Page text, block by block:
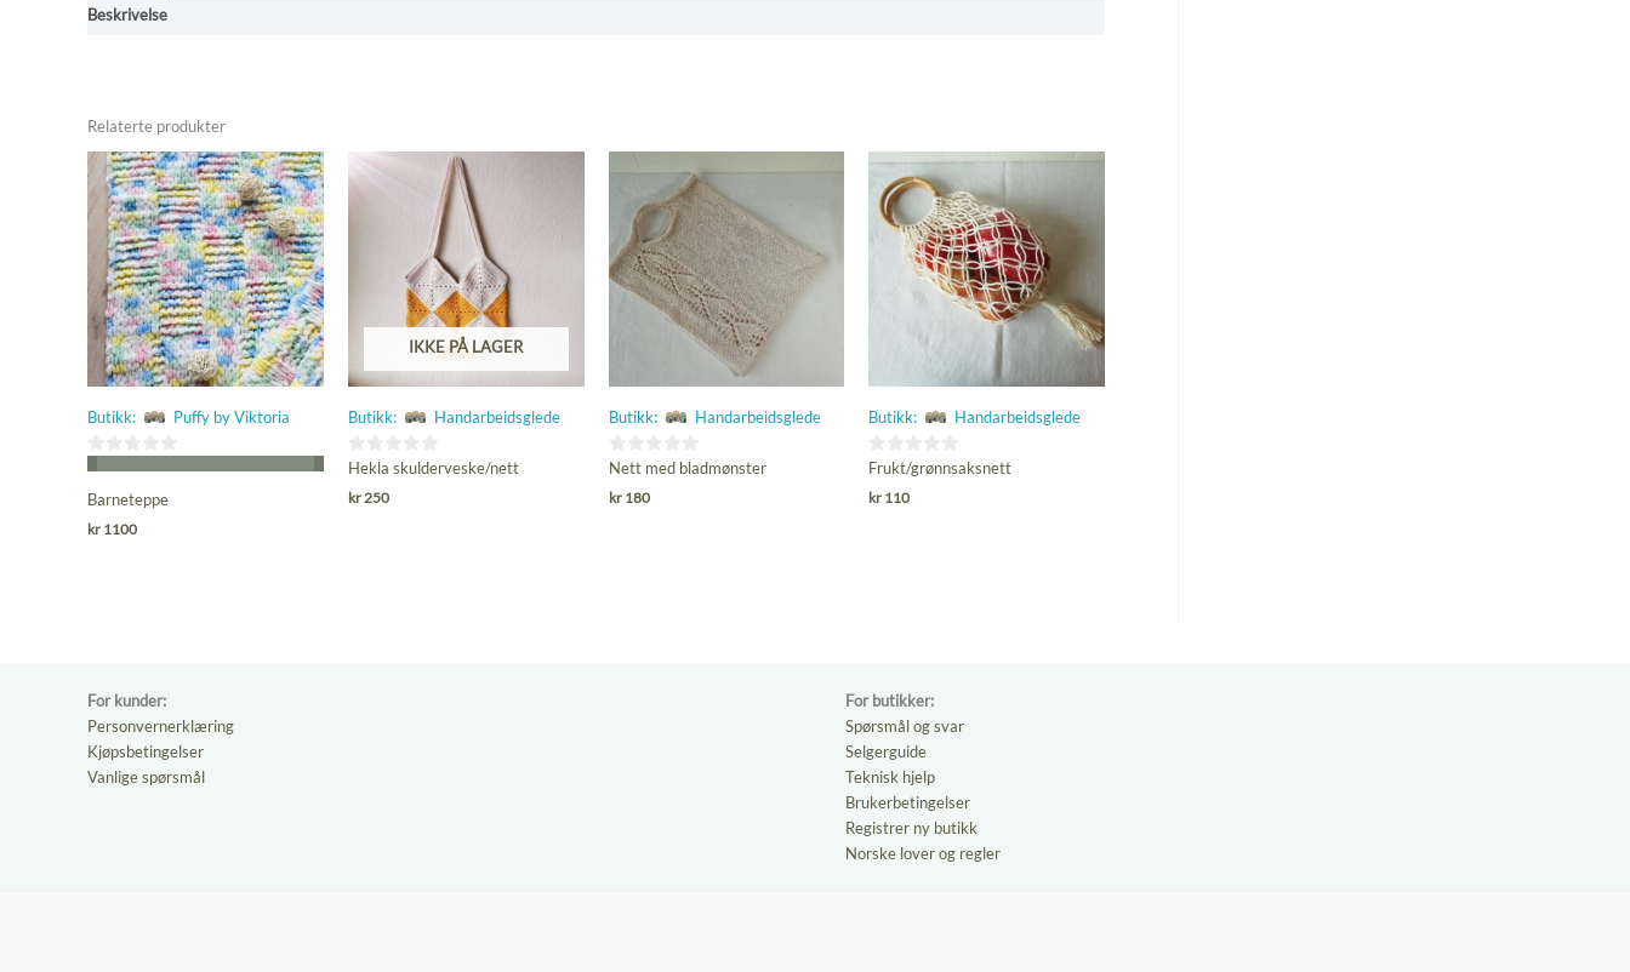
Beskrivelse
Relaterte produkter
Butikk: Puffy by Viktoria
ut
Barneteppe
kr 1100
IKKE PÅ LAGER
Butikk: Handarbeidsglede
0
ut
Hekla skulderveske/nett
kr250
Butikk: Handarbeidsglede
0
ut
Nett med bladmønster
kr180
Butikk: Handarbeidsglede
0
ut
Frukt/grønnsaksnett
kr 110
For kunder:
Personvernerklæring
Kjøpsbetingelser
Vanlige spørsmål
For butikker:
Spørsmål og svar
Selgerguide
Teknisk hjelp
Brukerbetingelser
Registrer ny butikk
Norske lover og regler